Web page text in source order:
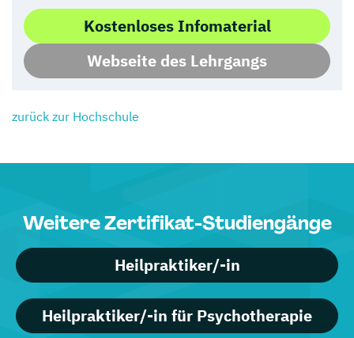
Kostenloses Infomaterial
Webseite des Lehrgangs
zurück zur Hochschule
Weitere Zertifikat-Studiengänge
Heilpraktiker/-in
Heilpraktiker/-in für Psychotherapie